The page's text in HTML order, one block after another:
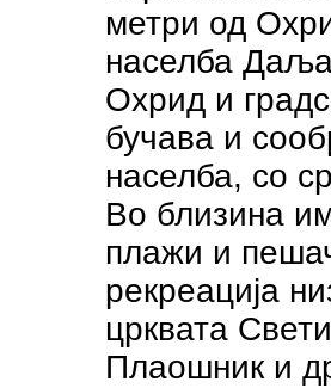
метри од
населба
Охрид и
бучава и
населба, со
Во близина
плажи и
рекреација
црквата
Плаошник и